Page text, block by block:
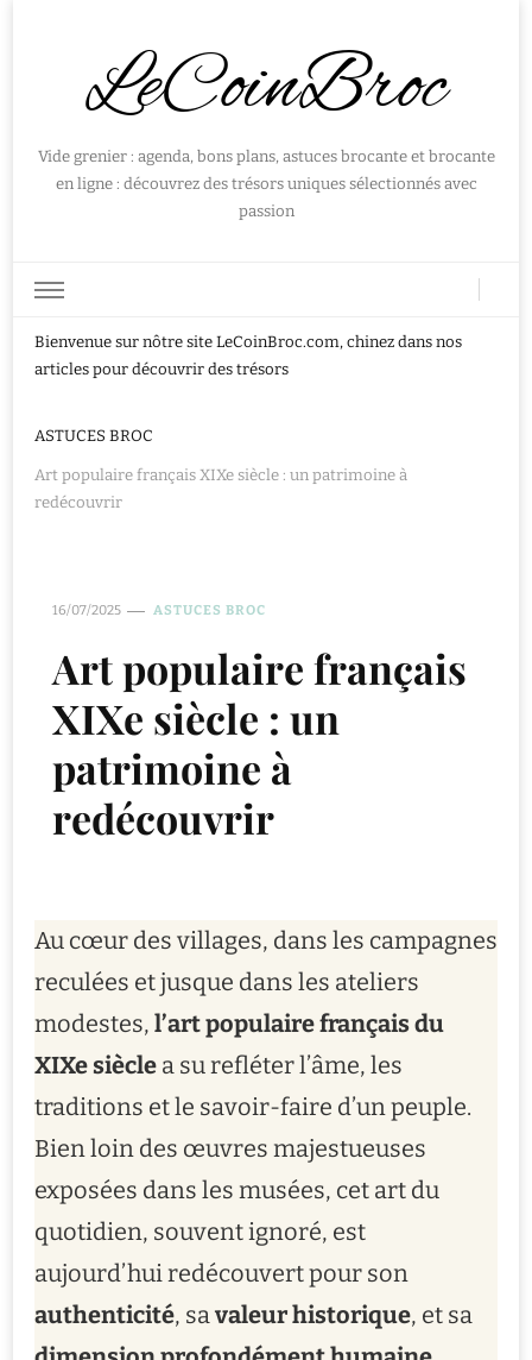
LeCoinBroc
Vide grenier : agenda, bons plans, astuces brocante et brocante
en ligne : découvrez des trésors uniques sélectionnés avec
passion
Bienvenue sur nôtre site LeCoinBroc.com, chinez dans nos
articles pour découvrir des trésors
ASTUCES BROC
Art populaire français XIXe siècle : un patrimoine à
redécouvrir
16/07/2025 ASTUCES BROC
Art populaire français
XIXe siècle : un
patrimoine à
redécouvrir
Au cœur des villages, dans les campagnes
reculées et jusque dans les ateliers
modestes, l’art populaire français du
XIXe siècle a su refléter l’âme, les
traditions et le savoir-faire d’un peuple.
Bien loin des œuvres majestueuses
exposées dans les musées, cet art du
quotidien, souvent ignoré, est
aujourd’hui redécouvert pour son
authenticité, savaleur historique, et sa